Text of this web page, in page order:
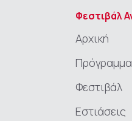
Φεστιβάλ
Αρχική
Πρόγραμμα
Φεστιβάλ
Εστιάσεις